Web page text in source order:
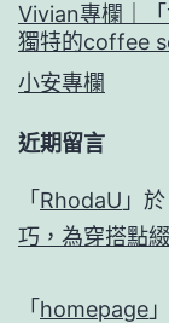
Vivian專欄｜
獨特的coffee
小安專欄
近期留言
「 RhodaU 」
巧，為穿搭點
「 homepage